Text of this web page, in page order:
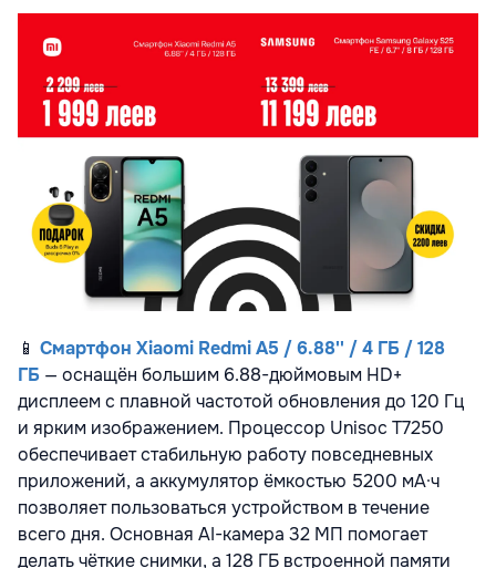
📱 Смартфон Xiaomi Redmi A5 / 6.88'' / 4 ГБ / 128
ГБ — оснащён большим 6.88-дюймовым HD+
дисплеем с плавной частотой обновления до 120 Гц
и ярким изображением. Процессор Unisoc T7250
обеспечивает стабильную работу повседневных
приложений, а аккумулятор ёмкостью 5200 мА·ч
позволяет пользоваться устройством в течение
всего дня. Основная AI-камера 32 МП помогает
делать чёткие снимки, а 128 ГБ встроенной памяти